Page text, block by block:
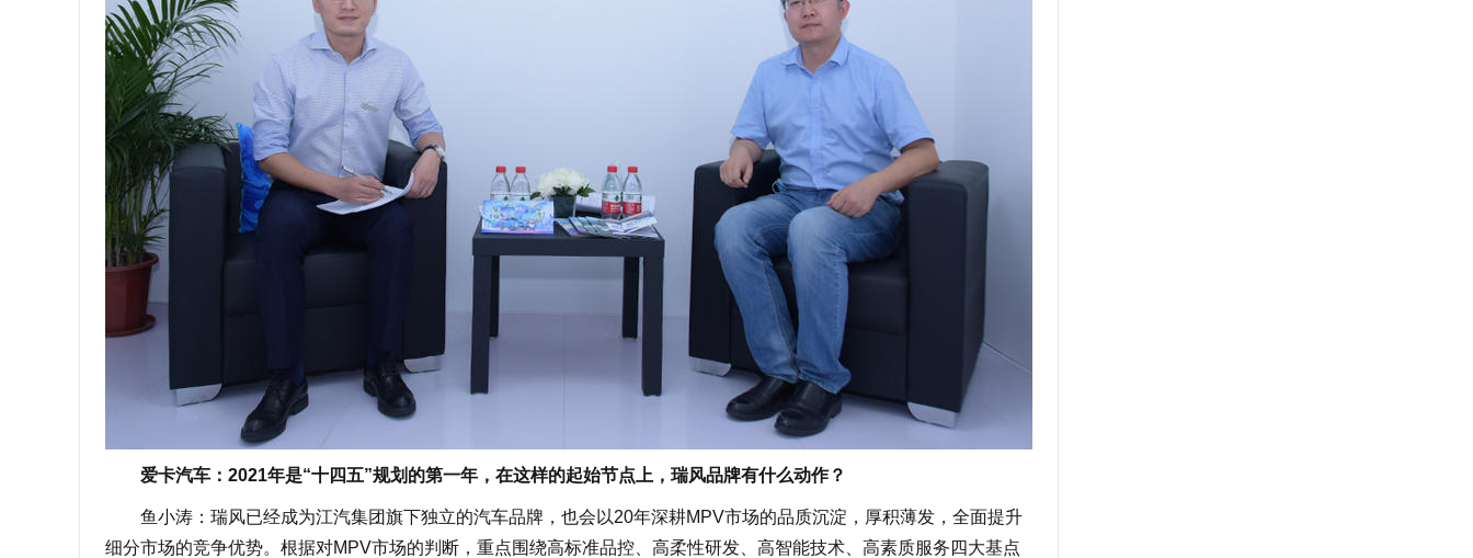
爱卡汽车：2021年是“十四五”规划的第一年，在这样的起始节点上，瑞风品牌有什么动作？
鱼小涛：瑞风已经成为江汽集团旗下独立的汽车品牌，也会以20年深耕MPV市场的品质沉淀，厚积薄发，全面提升
细分市场的竞争优势。根据对MPV市场的判断，重点围绕高标准品控、高柔性研发、高智能技术、高素质服务四大基点